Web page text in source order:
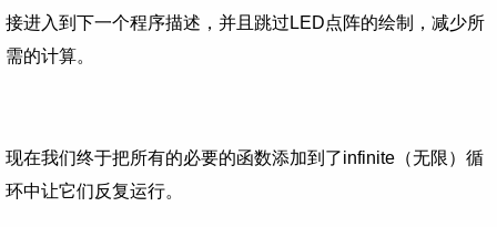
接进入到下一个程序描述，并且跳过LED点阵的绘制，减少所
需的计算。
现在我们终于把所有的必要的函数添加到了infinite（无限）循
环中让它们反复运行。